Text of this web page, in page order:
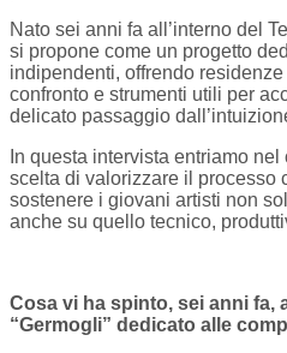
Nato sei anni fa all’interno del
si propone come un progetto
indipendenti, offrendo
confronto e strumenti utili per
delicato passaggio
In questa intervista entriamo
scelta di valorizzare il processo
sostenere i giovani artisti non
anche su quello tecnico,
Cosa vi ha spinto, sei anni fa,
“Germogli” dedicato alle